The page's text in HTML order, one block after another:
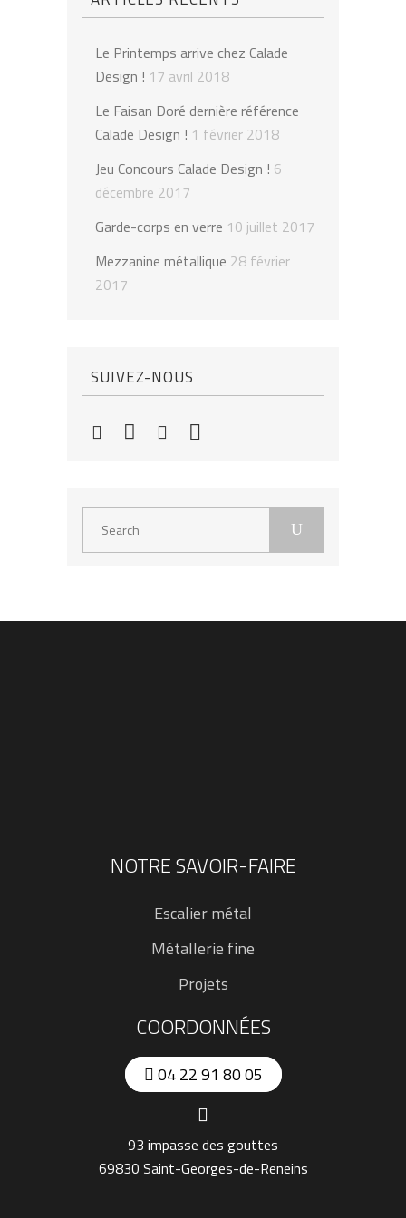
Le Printemps arrive chez Calade
Design ! 17 avril 2018
Le Faisan Doré dernière référence
Calade Design ! 1 février 2018
Jeu Concours Calade Design ! 6
décembre 2017
Garde-corps en verre 10 juillet 2017
Mezzanine métallique 28 février
2017
SUIVEZ-NOUS
NOTRE SAVOIR-FAIRE
Escalier métal
Métallerie fine
Projets
COORDONNÉES
04 22 91 80 05
93 impasse des gouttes
69830 Saint-Georges-de-Reneins